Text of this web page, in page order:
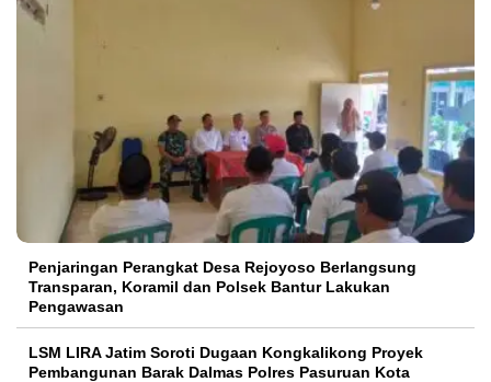
Penjaringan Perangkat Desa Rejoyoso Berlangsung
Transparan, Koramil dan Polsek Bantur Lakukan
Pengawasan
LSM LIRA Jatim Soroti Dugaan Kongkalikong Proyek
Pembangunan Barak Dalmas Polres Pasuruan Kota